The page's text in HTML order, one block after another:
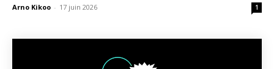
Arno Kikoo - 17 juin 2026 1